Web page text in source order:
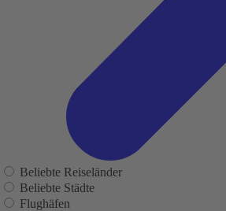
Beliebte Reiseländer
Beliebte Städte
Flughäfen